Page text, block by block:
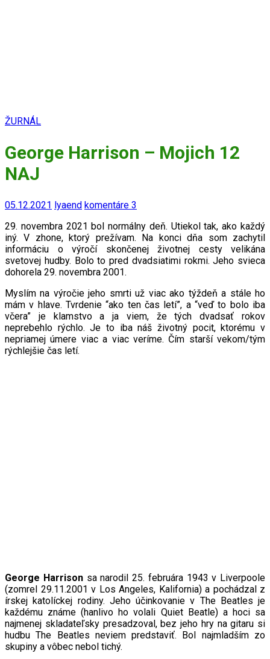
ŽURNÁL
George Harrison – Mojich 12
NAJ
05.12.2021 lyaend komentáre 3
29. novembra 2021 bol normálny deň. Utiekol tak, ako každý
iný. V zhone, ktorý prežívam. Na konci dňa som zachytil
informáciu o výročí skončenej životnej cesty velikána
svetovej hudby. Bolo to pred dvadsiatimi rokmi. Jeho svieca
dohorela 29. novembra 2001.
Myslím na výročie jeho smrti už viac ako týždeň a stále ho
mám v hlave. Tvrdenie “ako ten čas letí”, a “veď to bolo iba
včera” je klamstvo a ja viem, že tých dvadsať rokov
neprebehlo rýchlo. Je to iba náš životný pocit, ktorému v
nepriamej úmere viac a viac veríme. Čím starší vekom/tým
rýchlejšie čas letí.
George Harrisonsa narodil 25. februára 1943 v Liverpoole
(zomrel 29.11.2001 v Los Angeles, Kalifornia) a pochádzal z
írskej katolíckej rodiny. Jeho účinkovanie v The Beatles je
každému známe (hanlivo ho volali Quiet Beatle) a hoci sa
najmenej skladateľsky presadzoval, bez jeho hry na gitaru si
hudbu The Beatles neviem predstaviť. Bol najmladším zo
skupiny a vôbec nebol tichý.